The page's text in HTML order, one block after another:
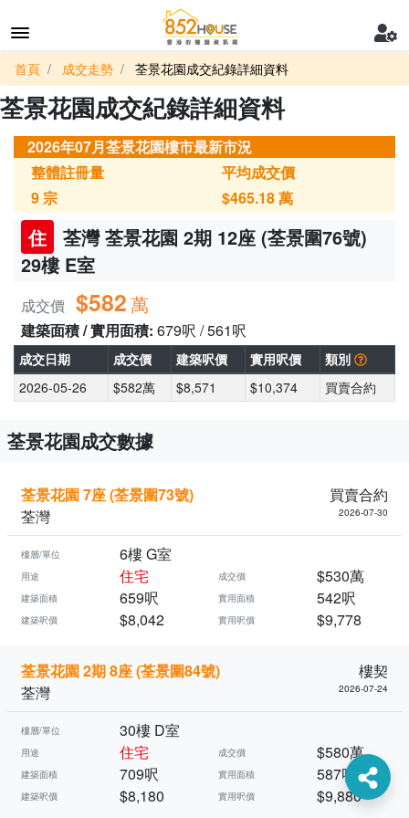
首頁 成交走勢 荃景花園成交紀錄詳細資料
荃景花園成交紀錄詳細資料
2026年07月荃景花園樓市最新市況
整體註冊量
9宗
平均成交價
$465.18萬
住
荃灣 荃景花園 2期 12座 (荃景圍76號)
29樓 E室
成交價 $582萬
建築面積 / 實用面積: 679呎 / 561呎
成交日期 成交價 建築呎價 實用呎價
類別
2026-05-26
$582萬 $8,571 $10,374 買賣合約
荃景花園成交數據
荃景花園 7座 (荃景圍73號)
買賣合約
荃灣
2026-07-30
樓層/單位 6樓 G室
用途 住宅 成交價 $530萬
建築面積 659呎 實用面積 542呎
建築呎價 $8,042 實用呎價 $9,778
荃景花園 2期 8座 (荃景圍84號)
樓契
荃灣
2026-07-24
樓層/單位 30樓 D室
用途 住宅 成交價 $580萬
建築面積 709呎 實用面積 587呎
建築呎價 $8,180 實用呎價 $9,880